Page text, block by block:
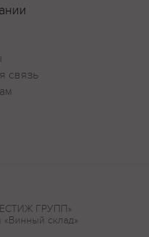
связь
ГРУПП»
«Винный склад»